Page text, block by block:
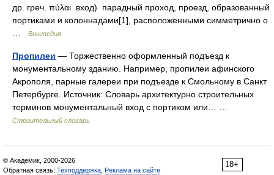
др. греч. πύλαι вход) парадный проход, проезд, образованный
портиками и колоннадами[1], расположенными симметрично о
Википедия
Пропилеи — Торжественно оформленный подъезд к
монументальному зданию. Например, пропилеи афинского
Акрополя, парные галереи при подъезде к Смольному в Санкт
Петербурге. Источник: Словарь архитектурно строительных
терминов монументальный вход с портиком или… …
Строительный словарь
18+
© Академик, 2000-2026
Обратная связь: Техподдержка Реклама на сайте